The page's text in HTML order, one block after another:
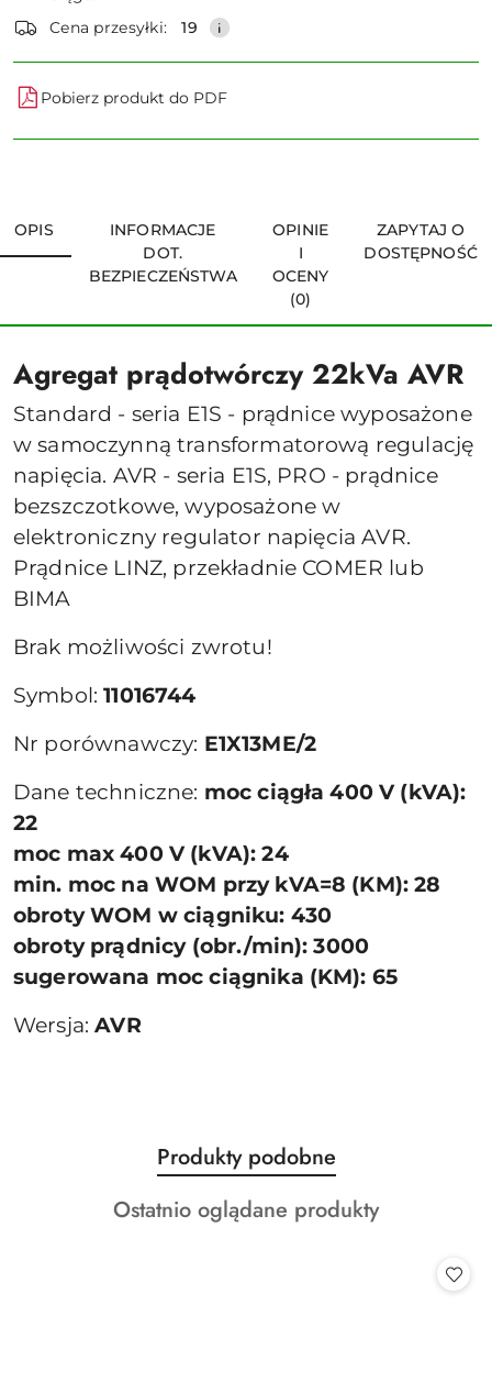
dostawaCena przesyłki: 19
Pobierz produkt do PDF
OPIS
INFORMACJE
DOT.
BEZPIECZEŃSTWA
OPINIE
I
OCENY
(0)
ZAPYTAJ O
DOSTĘPNOŚĆ
Agregat prądotwórczy 22kVa AVR
Standard - seria E1S - prądnice wyposażone
w samoczynną transformatorową regulację
napięcia. AVR - seria E1S, PRO - prądnice
bezszczotkowe, wyposażone w
elektroniczny regulator napięcia AVR.
Prądnice LINZ, przekładnie COMER lub
BIMA
Brak możliwości zwrotu!
Symbol:11016744
Nr porównawczy: E1X13ME/2
Dane techniczne: moc ciągła 400 V (kVA):
22
moc max 400 V (kVA): 24
min. moc na WOM przy kVA=8 (KM): 28
obroty WOM w ciągniku: 430
obroty prądnicy (obr./min): 3000
sugerowana moc ciągnika (KM): 65
Wersja:AVR
Pomiń karuzelę produktów
Produkty
o
statusie:
Produkty podobne
Produkty
Ostatnio oglądane produkty